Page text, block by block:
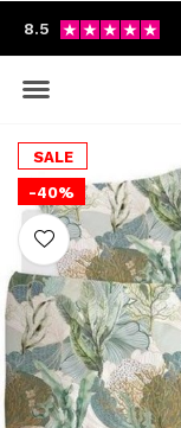
8.5
SALE
-40%